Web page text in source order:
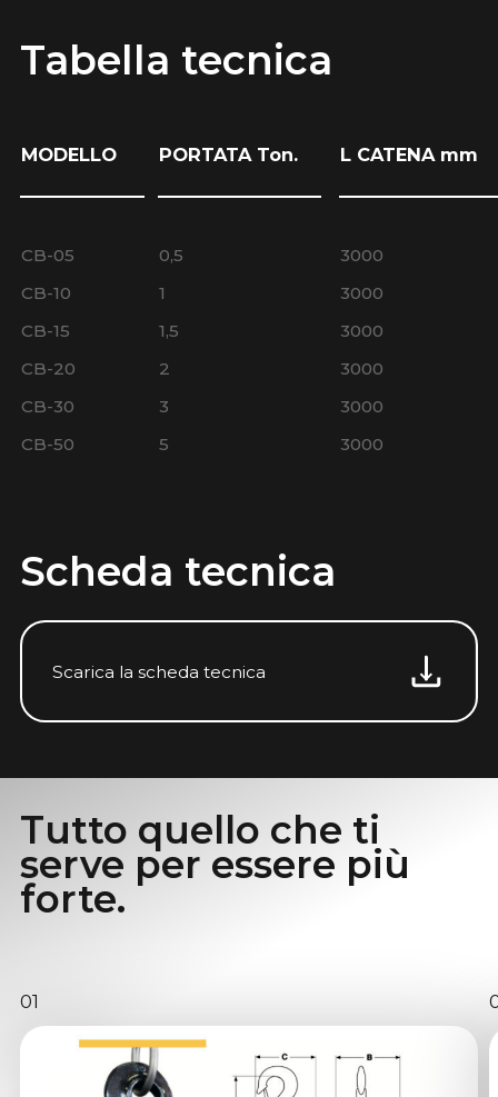
Tabella tecnica
MODELLO PORTATA Ton. L CATENA mm
CB-05 0,5
3000
CB-10
1
3000
CB-15
1,5
3000
CB-20
2
3000
CB-30
3
3000
CB-50
5 3000
Scheda tecnica
Scarica la scheda tecnica
Tutto quello che ti
serve per essere più
forte.
01